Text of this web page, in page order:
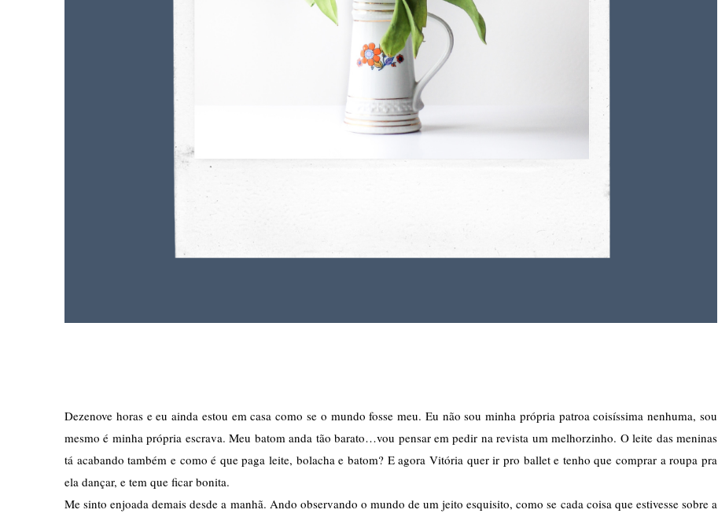
Dezenove horas e eu ainda estou em casa como se o mundo fosse meu. Eu não sou minha própria patroa coisíssima nenhuma, sou
mesmo é minha própria escrava. Meu batom anda tão barato…vou pensar em pedir na revista um melhorzinho. O leite das meninas
tá acabando também e como é que paga leite, bolacha e batom? E agora Vitória quer ir pro ballet e tenho que comprar a roupa pra
ela dançar, e tem que ficar bonita.
Me sinto enjoada demais desde a manhã. Ando observando o mundo de um jeito esquisito, como se cada coisa que estivesse sobre a